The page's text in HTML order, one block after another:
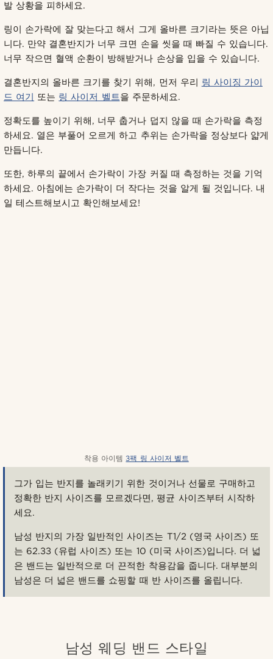
발 상황을 피하세요.
링이 손가락에 잘 맞는다고 해서 그게 올바른 크기라는 뜻은 아닙
니다. 만약 결혼반지가 너무 크면 손을 씻을 때 빠질 수 있습니다.
너무 작으면 혈액 순환이 방해받거나 손상을 입을 수 있습니다.
결혼반지의 올바른 크기를 찾기 위해, 먼저 우리 링 사이징 가이
드 여기
또는 링 사이저 벨트을 주문하세요.
정확도를 높이기 위해, 너무 춥거나 덥지 않을 때 손가락을 측정
하세요. 열은 부풀어 오르게 하고 추위는 손가락을 정상보다 얇게
만듭니다.
또한, 하루의 끝에서 손가락이 가장 커질 때 측정하는 것을 기억
하세요. 아침에는 손가락이 더 작다는 것을 알게 될 것입니다. 내
일 테스트해보시고 확인해보세요!
착용 아이템 3팩 링 사이저 벨트
그가 입는 반지를 놀래키기 위한 것이거나 선물로 구매하고
정확한 반지 사이즈를 모르겠다면, 평균 사이즈부터 시작하
세요.
남성 반지의 가장 일반적인 사이즈는 T1/2 (영국 사이즈) 또
는 62.33 (유럽 사이즈) 또는 10 (미국 사이즈)입니다. 더 넓
은 밴드는 일반적으로 더 끈적한 착용감을 줍니다. 대부분의
남성은 더 넓은 밴드를 쇼핑할 때 반 사이즈를 올립니다.
남성 웨딩 밴드 스타일